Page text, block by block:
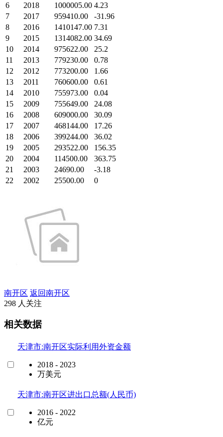
6
2018 1000005.00 4.23
7
2017 959410.00
-31.96
8
2016 1410147.00 7.31
9
2015 1314082.00 34.69
10
2014 975622.00
25.2
11
2013 779230.00
0.78
12
2012 773200.00
1.66
13
2011 760600.00
0.61
14
2010 755973.00
0.04
15
2009 755649.00
24.08
16
2008 609000.00
30.09
17
2007 468144.00
17.26
18
2006 399244.00
36.02
19
2005 293522.00
156.35
20
2004 114500.00
363.75
21
2003 24690.00
-3.18
22
2002 25500.00 0
南开区 返回南开区
298 人关注
相关数据
天津市:南开区实际利用外资金额
2018 - 2023
万美元
天津市:南开区进出口总额(人民币)
2016 - 2022
亿元